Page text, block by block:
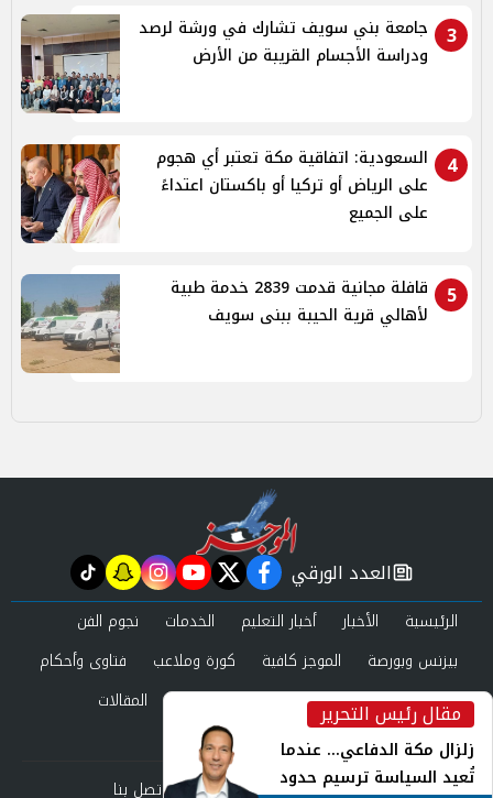
3
جامعة بني سويف تشارك في ورشة لرصد
ودراسة الأجسام القريبة من الأرض
4
السعودية: اتفاقية مكة تعتبر أي هجوم
على الرياض أو تركيا أو باكستان اعتداءً
على الجميع
5
قافلة مجانية قدمت 2839 خدمة طبية
لأهالي قرية الحيبة ببنى سويف
مقال رئيس التحرير
زلزال مكة الدفاعي... عندما
تُعيد السياسة ترسيم حدود
newspaper
العدد الورقي facebook
twitter
youtube
instagram
snapchat
tiktok
الرئيسية الأخبار أخبار التعليم الخدمات
نجوم الفن
بيزنس وبورصة
الموجز كافية كورة وملاعب
فتاوى وأحكام
صحة وجمال
عرب وعالم حوادث ومحاكم
المقالات
العدد الورقي
من نحن
سياسة الخصوصية اتصل بنا